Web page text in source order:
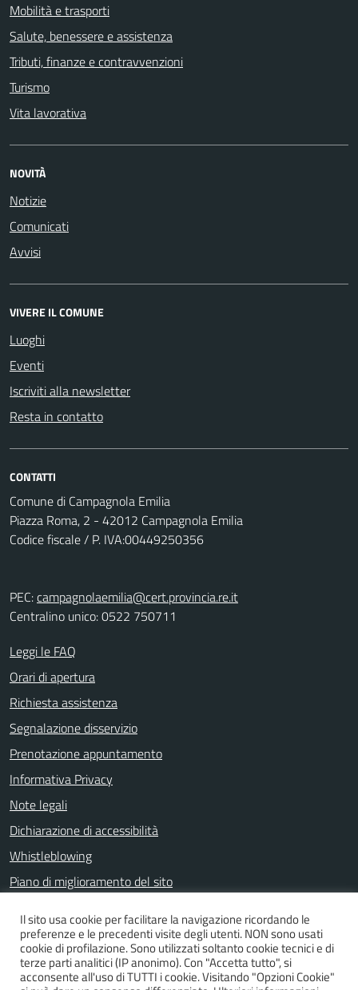
Mobilità e trasporti
Salute, benessere e assistenza
Tributi, finanze e contravvenzioni
Turismo
Vita lavorativa
NOVITÀ
Notizie
Comunicati
Avvisi
VIVERE IL COMUNE
Luoghi
Eventi
Iscriviti alla newsletter
Resta in contatto
CONTATTI
Comune di Campagnola Emilia
Piazza Roma, 2 - 42012 Campagnola Emilia
Codice fiscale / P. IVA:00449250356
PEC:campagnolaemilia@cert.provincia.re.it
Centralino unico: 0522 750711
Leggi le FAQ
Orari di apertura
Richiesta assistenza
Segnalazione disservizio
Prenotazione appuntamento
Informativa Privacy
Note legali
Dichiarazione di accessibilità
Whistleblowing
Piano di miglioramento del sito
SEGUICI SU
Facebook
Il sito usa cookie per facilitare la navigazione ricordando le
preferenze e le precedenti visite degli utenti. NON sono usati
cookie di profilazione. Sono utilizzati soltanto cookie tecnici e di
terze parti analitici (IP anonimo). Con "Accetta tutto", si
acconsente all'uso di TUTTI i cookie. Visitando "Opzioni Cookie"